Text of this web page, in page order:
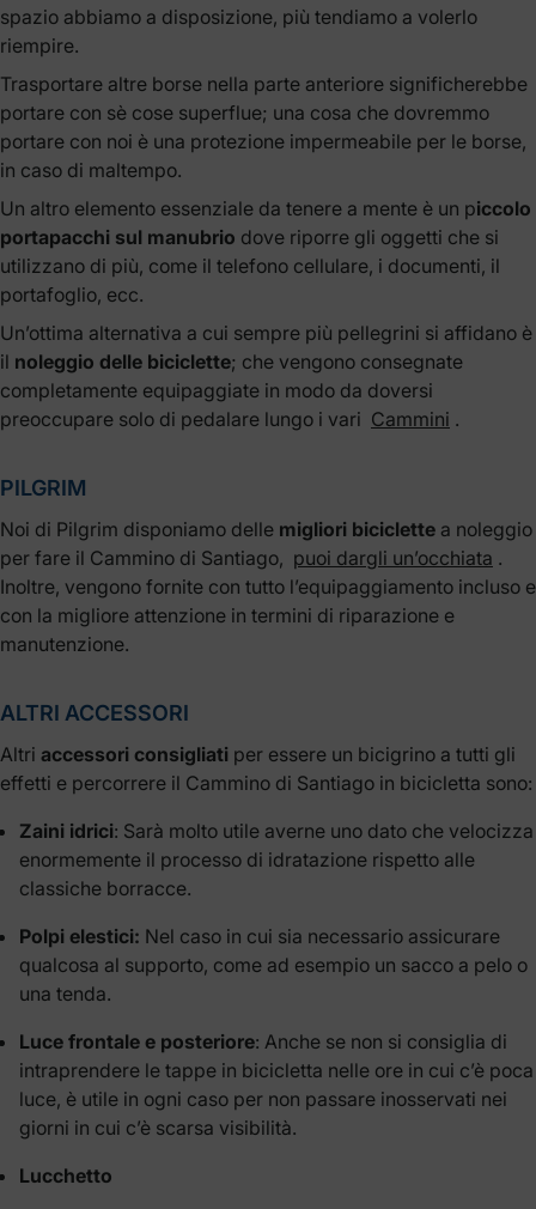
spazio abbiamo a disposizione, più tendiamo a volerlo
riempire.
Trasportare altre borse nella parte anteriore significherebbe
portare con sè cose superflue; una cosa che dovremmo
portare con noi è una protezione impermeabile per le borse,
in caso di maltempo.
Un altro elemento essenziale da tenere a mente è un piccolo
portapacchi sul manubrio dove riporre gli oggetti che si
utilizzano di più, come il telefono cellulare, i documenti, il
portafoglio, ecc.
Un’ottima alternativa a cui sempre più pellegrini si affidano è
il noleggio delle biciclette; che vengono consegnate
completamente equipaggiate in modo da doversi
preoccupare solo di pedalare lungo i vari Cammini .
PILGRIM
Noi di Pilgrim disponiamo delle migliori biciclette a noleggio
per fare il Cammino di Santiago, puoi dargli un’occhiata .
Inoltre, vengono fornite con tutto l’equipaggiamento incluso e
con la migliore attenzione in termini di riparazione e
manutenzione.
ALTRI ACCESSORI
Altri accessori consigliati per essere un bicigrino a tutti gli
effetti e percorrere il Cammino di Santiago in bicicletta sono:
Zaini idrici: Sarà molto utile averne uno dato che velocizza
enormemente il processo di idratazione rispetto alle
classiche borracce.
Polpi elestici: Nel caso in cui sia necessario assicurare
qualcosa al supporto, come ad esempio un sacco a pelo o
una tenda.
Luce frontale e posteriore: Anche se non si consiglia di
intraprendere le tappe in bicicletta nelle ore in cui c’è poca
luce, è utile in ogni caso per non passare inosservati nei
giorni in cui c’è scarsa visibilità.
Lucchetto